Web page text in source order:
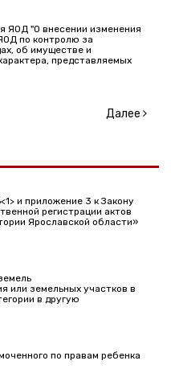
ЯОД "О внесении изменения
по контролю за
об имуществе и
представляемых
Далее
и приложение 3 к Закону
регистрации актов
Ярославской области»
или земельных участков в
в другую
по правам ребенка